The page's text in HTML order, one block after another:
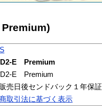
E Premium
E Premium
売日後センドバック１年保証
取引法に基づく表示